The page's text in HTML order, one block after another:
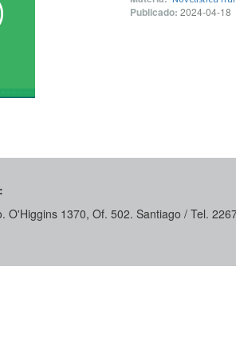
Publicado: 2024-04-18
O'Higgins 1370, Of. 502. Santiago / Tel.